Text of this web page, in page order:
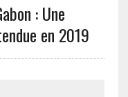
: Une
en 2019